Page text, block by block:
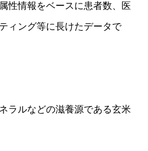
性情報をベースに患者数、医
ィング等に長けたデータで
ラルなどの滋養源である玄米